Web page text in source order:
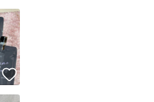
いいね！